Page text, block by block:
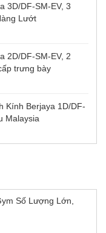
3D/DF-SM-EV, 3
Lướt
2D/DF-SM-EV, 2
trưng bày
Kính Berjaya 1D/DF-
Malaysia
Số Lượng Lớn,